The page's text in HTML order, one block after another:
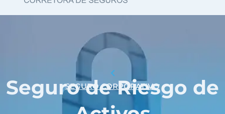
SEGURO CORPORATIVO
Seguro de Riesgo de